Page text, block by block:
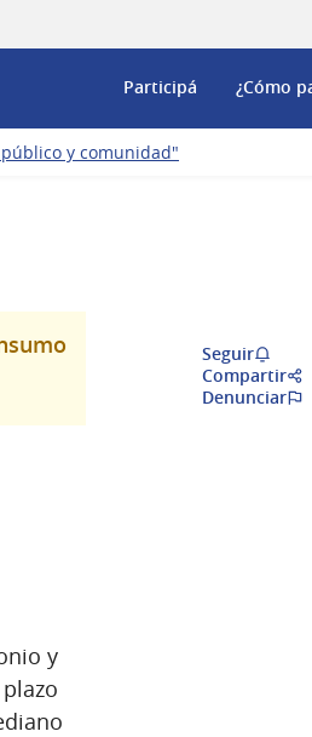
Participá ¿Cómo
y comunidad"
y
Seguir
Compartir
Denunciar